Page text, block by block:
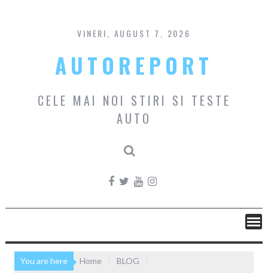
content
VINERI, AUGUST 7, 2026
AUTOREPORT
CELE MAI NOI STIRI SI TESTE
AUTO
You are here Home
BLOG